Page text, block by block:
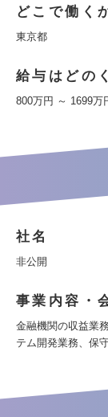
どこで働く
東京都
給与はどの
800万円 ～ 1699万
社名
非公開
事業内容・
金融機関の収益業
テム開発業務、保